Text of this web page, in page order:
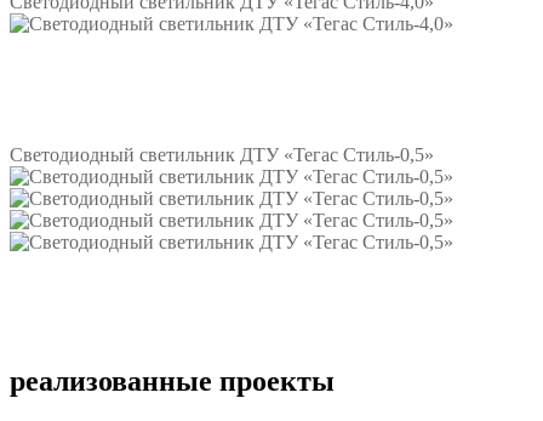
Светодиодный светильник ДТУ «Тегас Стиль-0,5»
реализованные проекты